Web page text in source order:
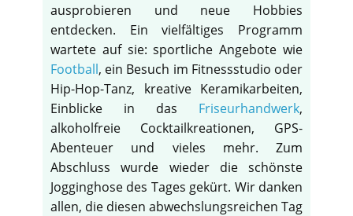
ausprobieren und neue Hobbies
entdecken. Ein vielfältiges Programm
wartete auf sie: sportliche Angebote wie
Football, ein Besuch im Fitnessstudio oder
Hip-Hop-Tanz, kreative Keramikarbeiten,
Einblicke in das Friseurhandwerk,
alkoholfreie Cocktailkreationen, GPS-
Abenteuer und vieles mehr. Zum
Abschluss wurde wieder die schönste
Jogginghose des Tages gekürt. Wir danken
allen, die diesen abwechslungsreichen Tag